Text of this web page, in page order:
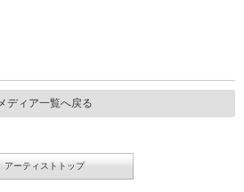
ディア一覧へ戻る
アーティストトップ